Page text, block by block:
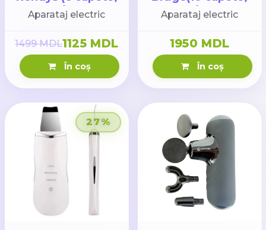
20 viteze)
Aparataj electric
1499 MDL1125 MDL
În coș
20 viteze)
Aparataj electric
1950 MDL
În coș
27%